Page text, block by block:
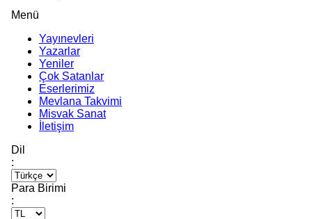
Menü
Yayınevleri
Yazarlar
Yeniler
Çok Satanlar
Eserlerimiz
Mevlana Takvimi
Misvak Sanat
İletişim
Dil
:
Para Birimi
: